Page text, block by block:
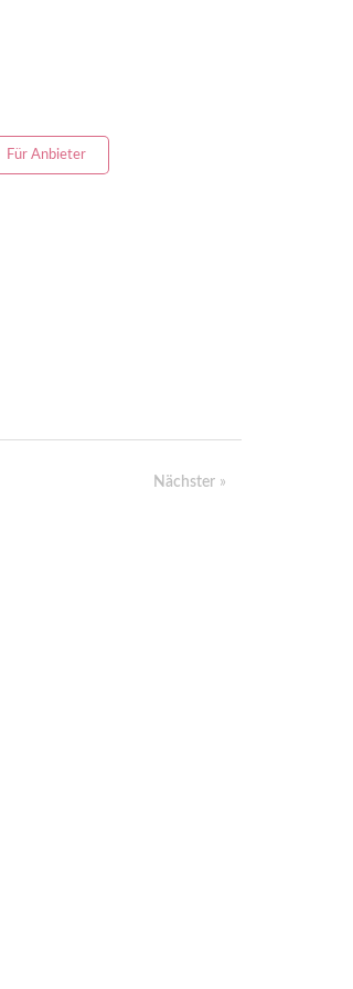
Für Anbieter
Nächster »